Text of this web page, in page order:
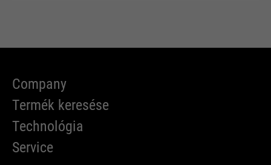
Company
Termék keresése
Technológia
Service